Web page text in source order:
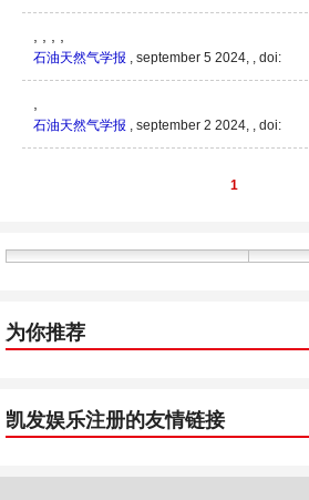
石油天然气学报 , september 5 2024, , doi:
石油天然气学报 , september 2 2024, , doi:
1
为你推荐
凯发娱乐注册的友情链接